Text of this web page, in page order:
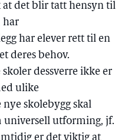
at det blir tatt hensyn til
har
har elever rett til en
deres behov.
dessverre ikke er
ulike
skolebygg skal
universell utforming, jf.